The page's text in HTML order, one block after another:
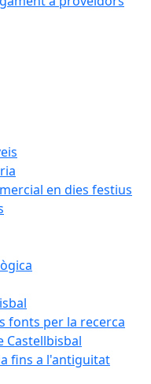
en dies festius
fonts per la recerca
Castellbisbal
fins a l'antiguitat